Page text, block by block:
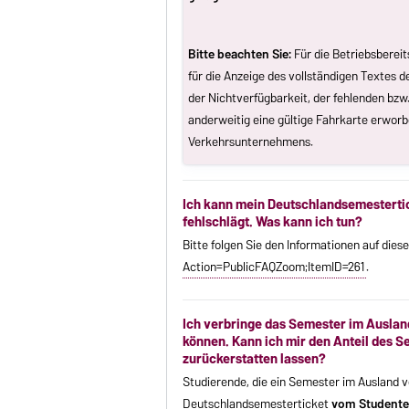
Bitte beachten Sie:Für die
für die Anzeige des vollständigen Textes
der Nichtverfügbarkeit, der fehlenden
anderweitig eine gültige Fahrkarte
Verkehrsunternehmens.
Ich kann mein
fehlschlägt. Was kann ich tun?
Bitte folgen Sie den Informationen auf
Action=PublicFAQZoom;ItemID=261.
Ich verbringe das Semester im
können. Kann ich mir den Anteil des
zurückerstatten lassen?
Studierende, die ein Semester im Ausland
Deutschlandsemesterticketvom